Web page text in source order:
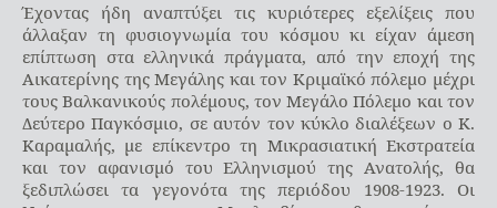
Έχοντας ήδη αναπτύξει τις κυριότερες εξελίξεις που
άλλαξαν τη φυσιογνωμία του κόσμου κι είχαν άμεση
επίπτωση στα ελληνικά πράγματα, από την εποχή της
Αικατερίνης της Μεγάλης και τον Κριμαϊκό πόλεμο μέχρι
τους Βαλκανικούς πολέμους, τον Μεγάλο Πόλεμο και τον
Δεύτερο Παγκόσμιο, σε αυτόν τον κύκλο διαλέξεων ο Κ.
Καραμαλής, με επίκεντρο τη Μικρασιατική Εκστρατεία
και τον αφανισμό του Ελληνισμού της Ανατολής, θα
ξεδιπλώσει τα γεγονότα της περιόδου 1908-1923. Οι